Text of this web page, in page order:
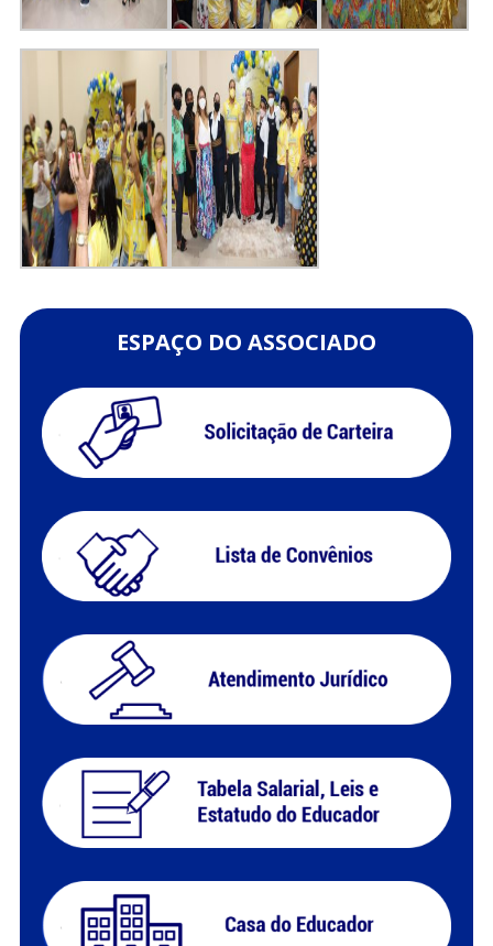
ESPAÇO DO ASSOCIADO